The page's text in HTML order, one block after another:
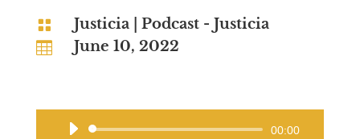
 Justicia| Podcast - Justicia
 June 10, 2022
Audio
00:00